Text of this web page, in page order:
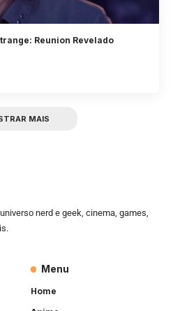
Reunion Revelado
MAIS
nerd e geek, cinema, games,
Menu
Home